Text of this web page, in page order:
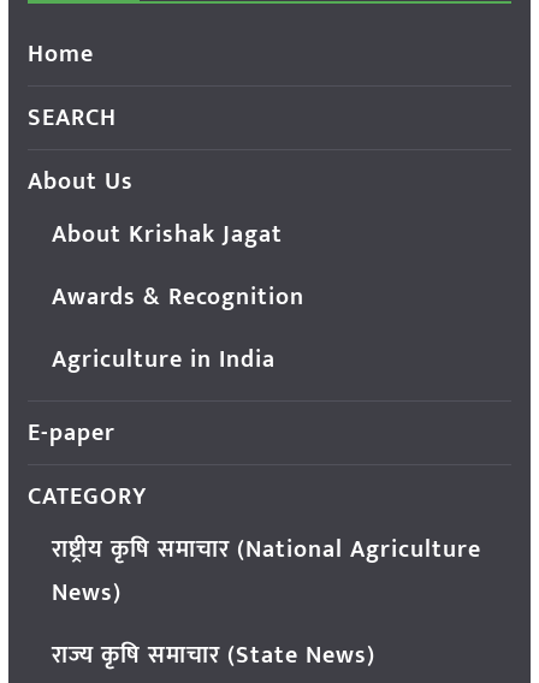
Home
SEARCH
About Us
About Krishak Jagat
Awards & Recognition
Agriculture in India
E-paper
CATEGORY
राष्ट्रीय कृषि समाचार (National Agriculture
News)
राज्य कृषि समाचार (State News)